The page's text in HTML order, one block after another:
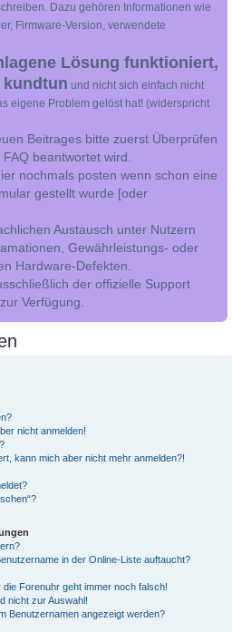
Dazu gehören Informationen wie
Firmware-Version, verwendete
Lösung funktioniert,
und nicht sich einfach nicht
eigene Problem gelöst hat! (widerspricht
Beitrages bitte zuerst Überprüfen
beantwortet wird.
nochmals posten wenn schon eine
gestellt wurde [oder
Austausch unter Nutzern
Gewährleistungs- oder
Hardware-Defekten.
der offizielle Support
zur Verfügung.
nicht anmelden!
kann mich aber nicht mehr anmelden?!
in der Online-Liste auftaucht?
Forenuhr geht immer noch falsch!
nicht zur Auswahl!
Benutzernamen angezeigt werden?